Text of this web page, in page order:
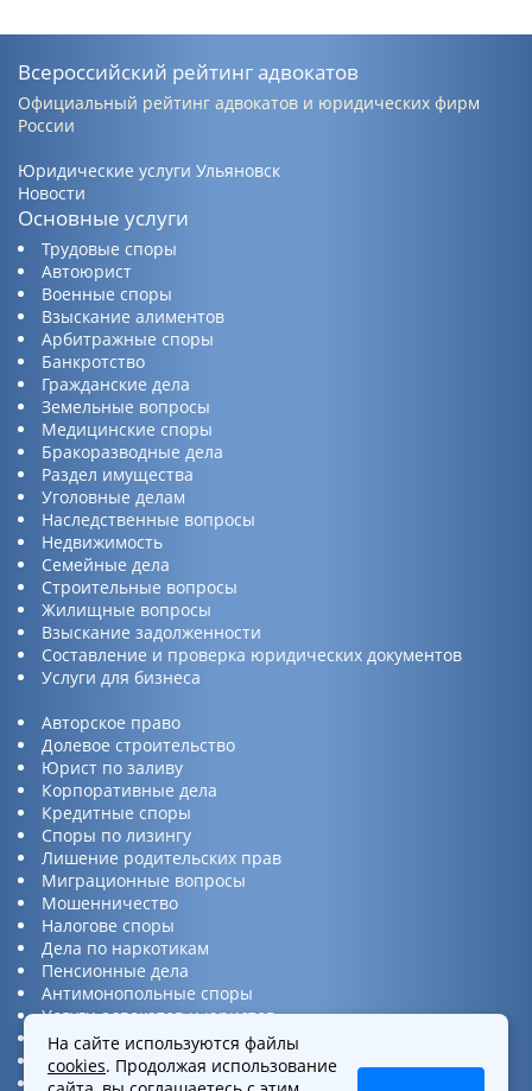
Всероссийский рейтинг адвокатов
Официальный рейтинг адвокатов и юридических фирм
России
Юридические услуги Ульяновск
Новости
Основные услуги
Трудовые споры
Автоюрист
Военные споры
Взыскание алиментов
Арбитражные споры
Банкротство
Гражданские дела
Земельные вопросы
Медицинские споры
Бракоразводные дела
Раздел имущества
Уголовные делам
Наследственные вопросы
Недвижимость
Семейные дела
Строительные вопросы
Жилищные вопросы
Взыскание задолженности
Составление и проверка юридических документов
Услуги для бизнеса
Авторское право
Долевое строительство
Юрист по заливу
Корпоративные дела
Кредитные споры
Споры по лизингу
Лишение родительских прав
Миграционные вопросы
Мошенничество
Налогове споры
Дела по наркотикам
Пенсионные дела
Антимонопольные споры
Услуги адвокатов и юристов
Юридическая консультация
Споры по ДТП
Защита прав потребителей
На сайте используются файлы
cookies. Продолжая использование